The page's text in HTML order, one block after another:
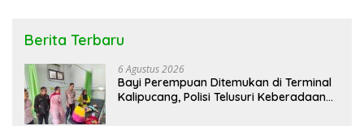
Berita Terbaru
6 Agustus 2026
Bayi Perempuan Ditemukan di Terminal
Kalipucang, Polisi Telusuri Keberadaan